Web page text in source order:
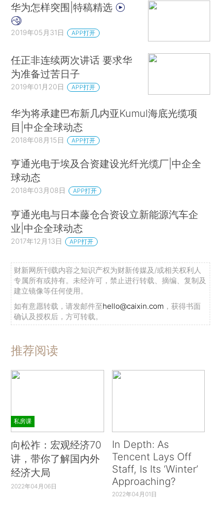
华为怎样突围|特稿精选
2019年05月31日 APP打开
任正非连续两次讲话 要求华
为准备过苦日子
2019年01月20日 APP打开
华为将承建巴布新几内亚Kumul海底光缆项
目|中企全球动态
2018年08月15日 APP打开
亨通光电于埃及合资建设光纤光缆厂|中企全
球动态
2018年03月08日 APP打开
亨通光电与日本藤仓合资设立新能源汽车企
业|中企全球动态
2017年12月13日 APP打开
财新网所刊载内容之知识产权为财新传媒及/或相关权利人
专属所有或持有。未经许可，禁止进行转载、摘编、复制及
建立镜像等任何使用。
如有意愿转载，请发邮件至hello@caixin.com ，获得书面
确认及授权后，方可转载。
推荐阅读
私房课
向松祚：宏观经济70
讲，带你了解国内外
经济大局
2022年04月06日
In Depth: As
Tencent Lays Off
Staff, Is Its ‘Winter’
Approaching?
2022年04月01日